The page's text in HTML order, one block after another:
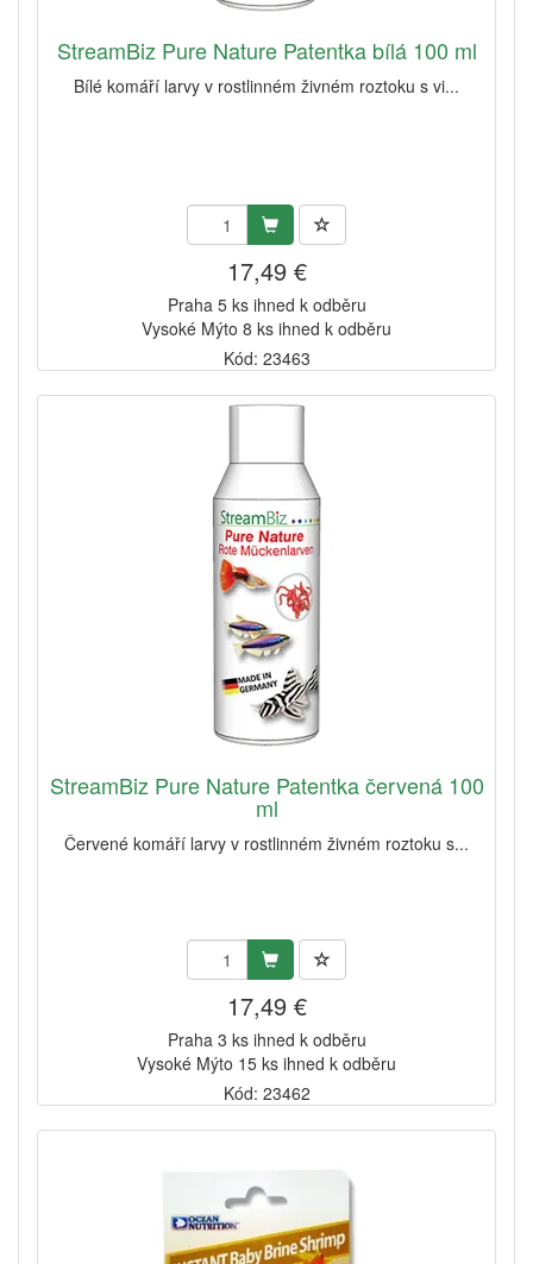
StreamBiz Pure Nature Patentka bílá 100 ml
Bílé komáří larvy v rostlinném živném roztoku s vi...
17,49 €
Praha 5 ks ihned k odběru
Vysoké Mýto 8 ks ihned k odběru
Kód: 23463
StreamBiz Pure Nature Patentka červená 100
ml
Červené komáří larvy v rostlinném živném roztoku s...
17,49 €
Praha 3 ks ihned k odběru
Vysoké Mýto 15 ks ihned k odběru
Kód: 23462